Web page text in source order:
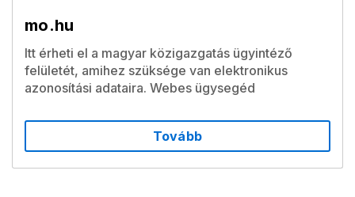
mo.hu
Itt érheti el a magyar közigazgatás ügyintéző
felületét, amihez szüksége van elektronikus
azonosítási adataira. Webes ügysegéd
Tovább